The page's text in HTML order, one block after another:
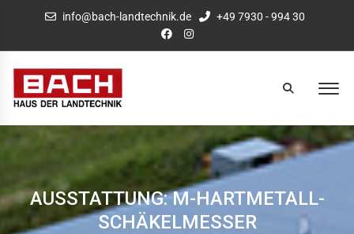
info@bach-landtechnik.de +49 7930 - 994 30
AUSSTATTUNG: M-HARTMETALL-
SCHÄKELMESSER